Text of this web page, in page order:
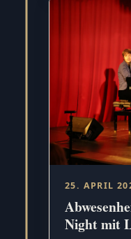
25. APRIL
Night mit